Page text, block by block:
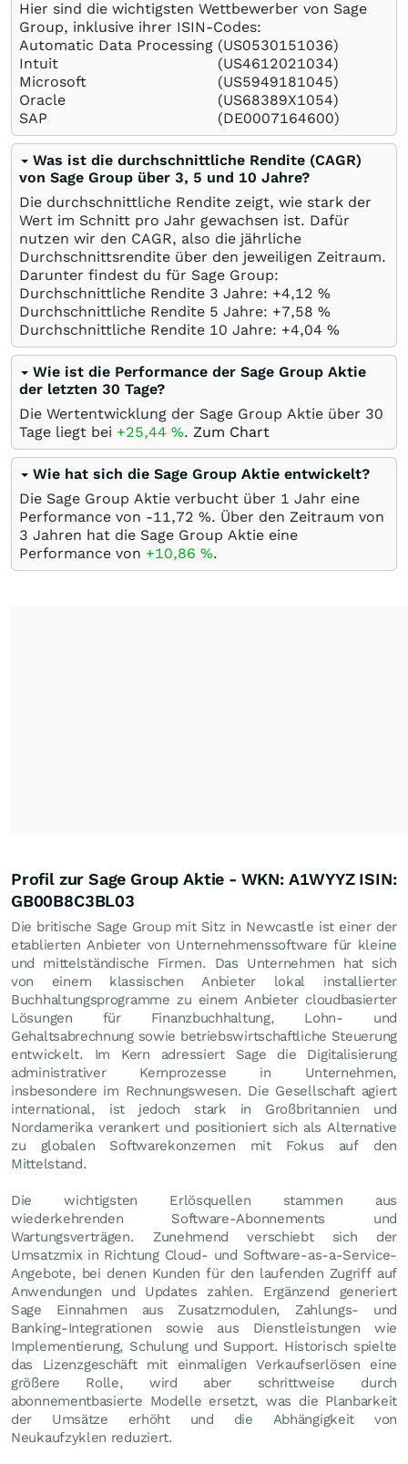
Hier sind die wichtigsten Wettbewerber von Sage
Group, inklusive ihrer ISIN-Codes:
Automatic Data Processing (US0530151036)
Intuit
(US4612021034)
Microsoft
(US5949181045)
Oracle
(US68389X1054)
SAP
(DE0007164600)
Was ist die durchschnittliche Rendite (CAGR)
von Sage Group über 3, 5 und 10 Jahre?
Die durchschnittliche Rendite zeigt, wie stark der
Wert im Schnitt pro Jahr gewachsen ist. Dafür
nutzen wir den CAGR, also die jährliche
Durchschnittsrendite über den jeweiligen Zeitraum.
Darunter findest du für Sage Group:
Durchschnittliche Rendite 3 Jahre: +4,12 %
Durchschnittliche Rendite 5 Jahre: +7,58 %
Durchschnittliche Rendite 10 Jahre: +4,04 %
Wie ist die Performance der Sage Group Aktie
der letzten 30 Tage?
Die Wertentwicklung der Sage Group Aktie über 30
Tage liegt bei +25,44 %. Zum Chart
Wie hat sich die Sage Group Aktie entwickelt?
Die Sage Group Aktie verbucht über 1 Jahr eine
Performance von -11,72 %. Über den Zeitraum von
3 Jahren hat die Sage Group Aktie eine
Performance von +10,86 %.
Profil zur Sage Group Aktie - WKN: A1WYYZ ISIN:
GB00B8C3BL03
Die britische Sage Group mit Sitz in Newcastle ist einer der
etablierten Anbieter von Unternehmenssoftware für kleine
und mittelständische Firmen. Das Unternehmen hat sich
von einem klassischen Anbieter lokal installierter
Buchhaltungsprogramme zu einem Anbieter cloudbasierter
Lösungen für Finanzbuchhaltung, Lohn- und
Gehaltsabrechnung sowie betriebswirtschaftliche Steuerung
entwickelt. Im Kern adressiert Sage die Digitalisierung
administrativer Kernprozesse in Unternehmen,
insbesondere im Rechnungswesen. Die Gesellschaft agiert
international, ist jedoch stark in Großbritannien und
Nordamerika verankert und positioniert sich als Alternative
zu globalen Softwarekonzernen mit Fokus auf den
Mittelstand.
Die wichtigsten Erlösquellen stammen aus
wiederkehrenden Software-Abonnements und
Wartungsverträgen. Zunehmend verschiebt sich der
Umsatzmix in Richtung Cloud- und Software-as-a-Service-
Angebote, bei denen Kunden für den laufenden Zugriff auf
Anwendungen und Updates zahlen. Ergänzend generiert
Sage Einnahmen aus Zusatzmodulen, Zahlungs- und
Banking-Integrationen sowie aus Dienstleistungen wie
Implementierung, Schulung und Support. Historisch spielte
das Lizenzgeschäft mit einmaligen Verkaufserlösen eine
größere Rolle, wird aber schrittweise durch
abonnementbasierte Modelle ersetzt, was die Planbarkeit
der Umsätze erhöht und die Abhängigkeit von
Neukaufzyklen reduziert.